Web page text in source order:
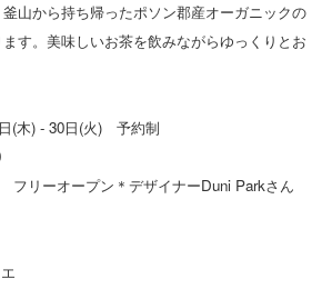
山から持ち帰ったポソン郡産オーガニックの
す。美味しいお茶を飲みながらゆっくりとお
(木) - 30日(火) 予約制
オープン＊デザイナーDuni Parkさん